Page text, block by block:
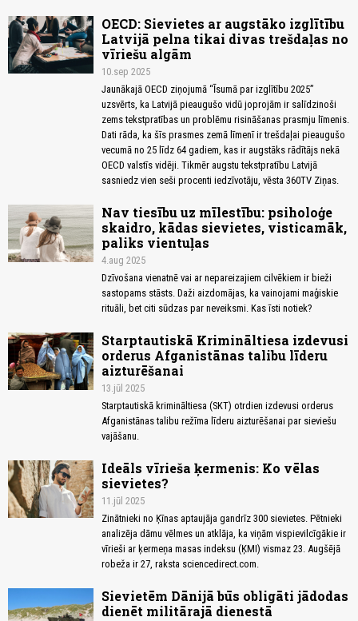
OECD: Sievietes ar augstāko izglītību
Latvijā pelna tikai divas trešdaļas no
vīriešu algām
10.sep 2025
Jaunākajā OECD ziņojumā “Īsumā par izglītību 2025”
uzsvērts, ka Latvijā pieaugušo vidū joprojām ir salīdzinoši
zems tekstpratības un problēmu risināšanas prasmju līmenis.
Dati rāda, ka šīs prasmes zemā līmenī ir trešdaļai pieaugušo
vecumā no 25 līdz 64 gadiem, kas ir augstāks rādītājs nekā
OECD valstīs vidēji. Tikmēr augstu tekstpratību Latvijā
sasniedz vien seši procenti iedzīvotāju, vēsta 360TV Ziņas.
Nav tiesību uz mīlestību: psiholoģe
skaidro, kādas sievietes, visticamāk,
paliks vientuļas
4.aug 2025
Dzīvošana vienatnē vai ar nepareizajiem cilvēkiem ir bieži
sastopams stāsts. Daži aizdomājas, ka vainojami maģiskie
rituāli, bet citi sūdzas par neveiksmi. Kas īsti notiek?
Starptautiskā Krimināltiesa izdevusi
orderus Afganistānas talibu līderu
aizturēšanai
13.jūl 2025
Starptautiskā krimināltiesa (SKT) otrdien izdevusi orderus
Afganistānas talibu režīma līderu aizturēšanai par sieviešu
vajāšanu.
Ideāls vīrieša ķermenis: Ko vēlas
sievietes?
11.jūl 2025
Zinātnieki no Ķīnas aptaujāja gandrīz 300 sievietes. Pētnieki
analizēja dāmu vēlmes un atklāja, ka viņām vispievilcīgākie ir
vīrieši ar ķermeņa masas indeksu (ĶMI) vismaz 23. Augšējā
robeža ir 27, raksta sciencedirect.com.
Sievietēm Dānijā būs obligāti jādodas
dienēt militārajā dienestā